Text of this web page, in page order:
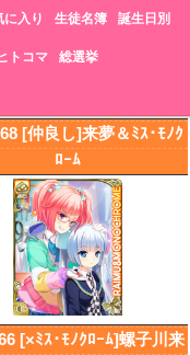
に入り 生徒名簿 誕生日別
ヒトコマ 総選挙
[仲良し]来夢＆ﾐｽ･ﾓﾉｸ
ﾛｰﾑ
[×ﾐｽ･ﾓﾉｸﾛｰﾑ]螺子川来